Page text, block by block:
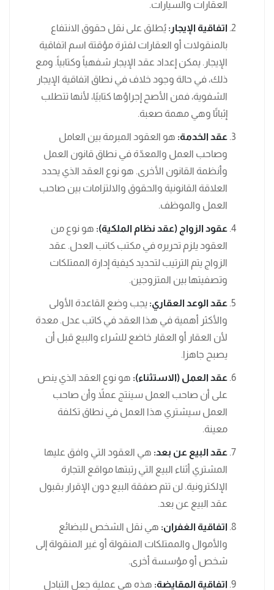
العقارات والسيارات.
اتفاقية الإيجار: يُطلق على نقل حقوق الانتفاع
بالمنقولات أو العقارات لفترة مؤقتة اسم اتفاقية
الإيجار. يمكن إعداد عقد الإيجار شفهياً وكتابياً. ومع
ذلك، في حالة وجود خلاف في نطاق اتفاقية الإيجار
الشفوية، فمن الأصح إجراؤها كتابيًا، لأنها تتطلب
إثباتًا وهي مهمة صعبة.
عقد الخدمة: هو العقود المبرمة بين العامل
وصاحب العمل والمعدّة في نطاق قانون العمل
وأنظمة القانون الأخرى. هو نوع العقد الذي يحدد
العلاقة القانونية والحقوق والالتزامات بين صاحب
العمل والموظف.
عقود الزواج (عقد نظام الملكية): هو نوع من
العقود يلزم تحريره في مكتب كاتب العدل. عقد
الزواج يتم الترتيب لتحديد كيفية إدارة الممتلكات
وتصفيتها بين المتزوجين.
عقد الوعد العقاري: يجب وضع القاعدة الأولى
والأكثر أهمية في هذا العقد في كاتب عدل. معدة
لأن العقار أو العقار خاضع للشراء والبيع قبل أن
يصبح جاهزا.
عقد العمل (الاستثناء): هو نوع العقد الذي ينص
على أن صاحب العمل سينتج عملاً وأن صاحب
العمل سيشتري هذا العمل في نطاق تكلفة
معينة.
عقد البيع عن بعد: هي العقود التي وافق عليها
المشتري أثناء البيع التي رتبتها مواقع التجارة
الإلكترونية. لن تتم صفقة البيع دون الإقرار بقبول
عقد البيع عن بعد.
اتفاقية الغفران: هي نقل الشخص للبضائع
والأموال والممتلكات المنقولة أو غير المنقولة إلى
شخص أو مؤسسة أخرى.
اتفاقية المقايضة: هذه هي عملية جعل التبادل